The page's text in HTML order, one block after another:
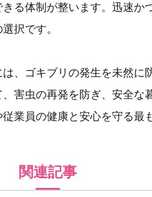
る体制が整います。迅速か
択です。
、ゴキブリの発生を未然に
害虫の再発を防ぎ、安全な
業員の健康と安心を守る最
関連記事